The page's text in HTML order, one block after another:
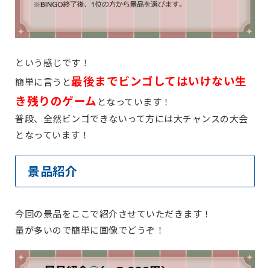
という感じです！
簡単に言うと最後までビンゴしてはいけない生
き残りのゲーム となっています！
普段、全然ビンゴできないって方には大チャンスの大会
となっています！
景品紹介
今回の景品をここで紹介させていただきます！
量が多いので簡単に画像でどうぞ！